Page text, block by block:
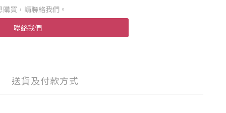
購買，請聯絡我們。
聯絡我們
送貨及付款方式